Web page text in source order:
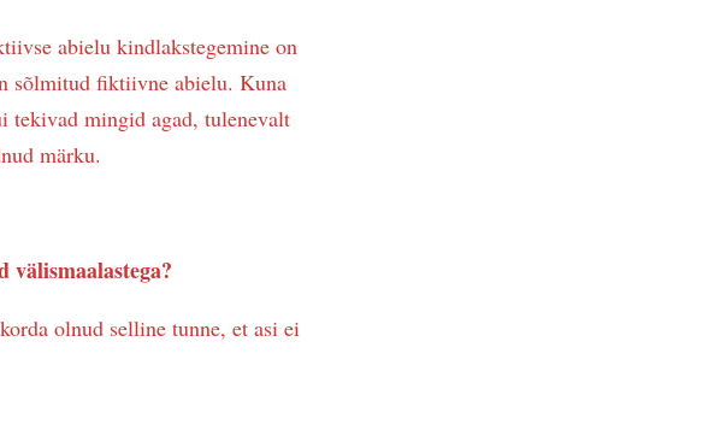
abielu kindlakstegemine on
sõlmitud fiktiivne abielu. Kuna
tekivad mingid agad, tulenevalt
märku.
välismaalastega?
olnud selline tunne, et asi ei